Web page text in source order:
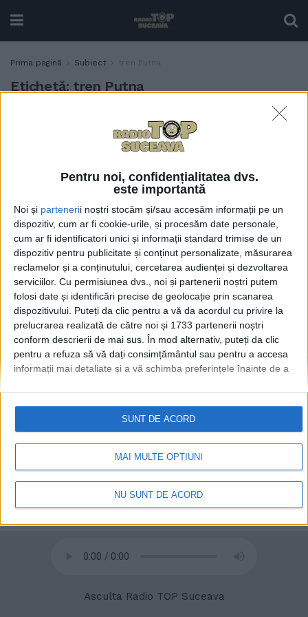
Pentru noi, confidențialitatea dvs.
este importantă
Noi și partenerii noștri stocăm și/sau accesăm informații pe un
dispozitiv, cum ar fi cookie-urile, și procesăm date personale,
cum ar fi identificatori unici și informații standard trimise de un
dispozitiv pentru publicitate și conținut personalizate, măsurarea
reclamelor și a conținutului, cercetarea audienței și dezvoltarea
serviciilor. Cu permisiunea dvs., noi și partenerii noștri putem
folosi date și identificări precise de geolocație prin scanarea
dispozitivului. Puteți da clic pentru a vă da acordul cu privire la
prelucrarea realizată de către noi și 1733 partenerii noștri
conform descrierii de mai sus. În mod alternativ, puteți da clic
pentru a refuza să vă dați consimțământul sau pentru a accesa
informații mai detaliate și a vă schimba preferințele înainte de a
retrageți consimțământul în orice moment, revenind la acest site
și făcând clic pe butonul "Confidențialitate" din partea de jos a
paginii web.
MAI MULTE OPȚIUNI
NU SUNT DE ACORD
SUNT DE ACORD
Prima pagină Subiect tren Putna
Etichetă: tren Putna
Trenuri pentru pelerini
spre Putna și Cacica, pe 15
august, de Sfînta Maria
© 2020 Radio TOP Suceava 104 FM
Asculta Radio TOP Suceava